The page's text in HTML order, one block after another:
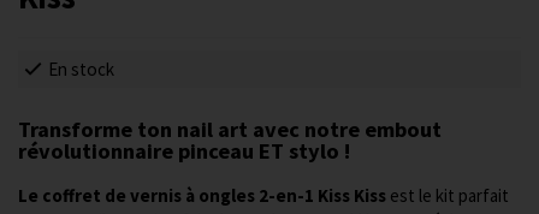
En stock
Transforme ton nail art avec notre embout
révolutionnaire pinceau ET stylo !
Le coffret de vernis à ongles 2-en-1 Kiss Kiss est le kit parfait